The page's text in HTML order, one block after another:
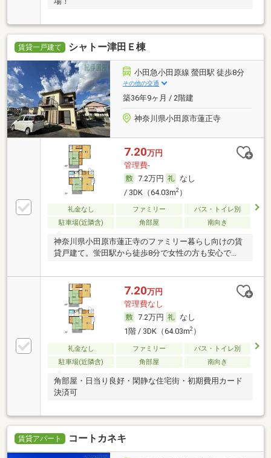
賃貸一戸建て シャトー津田Ｅ棟
小田急小田原線 螢田駅 徒歩8分
その他の交通
築36年9ヶ月 / 2階建
神奈川県小田原市蓮正寺
7.20万円
管理費-
7.2万円
なし
/ 3DK（64.03m2）
礼金なし ファミリー
バス・トイレ別
駐車場(近隣含)
角部屋 南向き
神奈川県小田原市蓮正寺のファミリー暮らし向けの賃
貸戸建て。蛍田駅から徒歩8分で女性の方も安心で
7.20万円
管理費なし
7.2万円
なし
1階 / 3DK（64.03m2）
礼金なし ファミリー
バス・トイレ別
駐車場(近隣含)
角部屋 南向き
角部屋・日当り良好・閑静な住宅街・初期費用カード
決済可
賃貸アパート コートカネキ